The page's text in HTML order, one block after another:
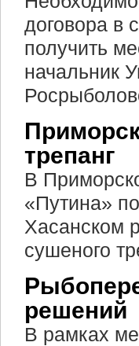
договора в
получить
начальник
трепанг
В
«Путина»
Хасанском
сушеного
решений
В рамках